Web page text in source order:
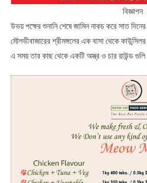
বিজ্ঞাপন
উভয় পক্ষের শুনানি শেষে জামিন নাকচ করে সাত
মৌলভীবাজারের শ্রীমঙ্গলের এক বাসা থেকে
এ সময় তার কাছ থেকে একটি অস্ত্র ও চার রাউন্ড গুলি